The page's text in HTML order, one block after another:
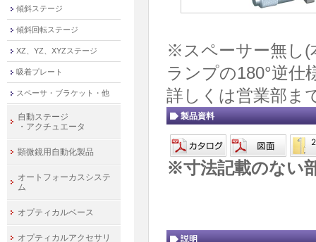
※スペーサー無し(
ランプの180°逆仕
詳しくは営業部ま
製品資料
※寸法記載のない
説明
傾斜ステージ
傾斜回転ステージ
XZ、YZ、XYZステージ
吸着プレート
スペーサ・ブラケット・他
自動ステージ
・アクチュエータ
顕微鏡用自動化製品
オートフォーカスシステ
ム
オプティカルベース
オプティカルアクセサリ